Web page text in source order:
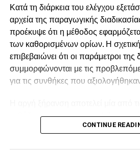
κάθαρσης, αλλά και μια ευκαιρία να
ποιότητα της διατροφής σου, να
και να δοκιμάσεις πιο βιώσιμες
τα σωστά τρόφιμα, με
λίγη δημιουργικότητα, μπορείς να
ισορροπημένη διατροφή που θα σου
απαραίτητα θρεπτικά συστατικά
Πάρης Παπαχρήστος : Διαιτολόγος
Κατά τη διάρκεια του ελέγχου
αρχεία της παραγωγικής
προέκυψε ότι η μέθοδος
των καθορισμένων ορίων. Η
επιβεβαιώνει ότι οι παράμετροι της
συμμορφώνονται με τις
για τις συνθήκες που
μεθόδους στην παραγωγή
πραγματοποιείται σε χαμηλότερες
CONTINUE